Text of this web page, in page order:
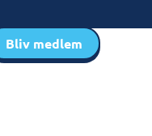
Bliv medlem